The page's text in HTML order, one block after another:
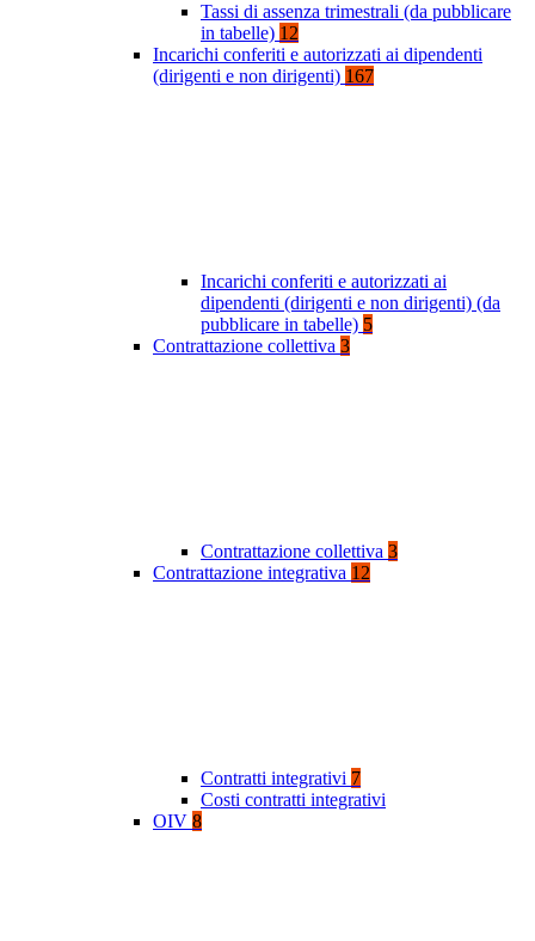
Tassi di assenza trimestrali (da pubblicare
in tabelle) 12
Incarichi conferiti e autorizzati ai dipendenti
(dirigenti e non dirigenti) 167
Incarichi conferiti e autorizzati ai
dipendenti (dirigenti e non dirigenti) (da
pubblicare in tabelle) 5
Contrattazione collettiva 3
Contrattazione collettiva 3
Contrattazione integrativa 12
Contratti integrativi 7
Costi contratti integrativi
OIV 8